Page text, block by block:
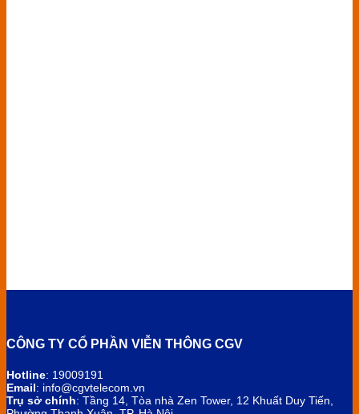
CÔNG TY CỔ PHẦN VIỄN THÔNG CGV
Hotline: 19009191
Email: info@cgvtelecom.vn
Trụ sở chính: Tầng 14, Tòa nhà Zen Tower, 12 Khuất Duy Tiến,